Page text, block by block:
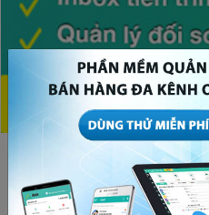
CHỦ ĐỀ HOT